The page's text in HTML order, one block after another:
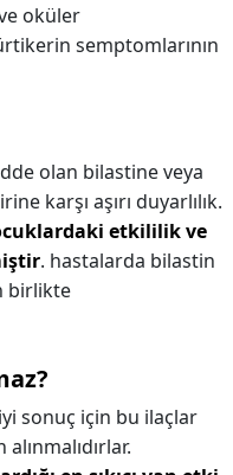
oküler
semptomlarının
olan bilastine veya
karşı aşırı duyarlılık.
etkililik ve
. hastalarda bilastin
birlikte
sonuç için bu ilaçlar